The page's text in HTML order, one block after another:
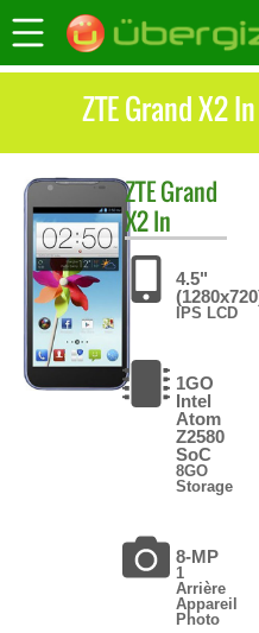
ZTE Grand X2
ZTEGrand
X2 In
4.5"
IPS LCD
1GO
Intel
Atom
Z2580
SoC
8GO
Storage
8-MP
1
Arrière
Appareil
Photo